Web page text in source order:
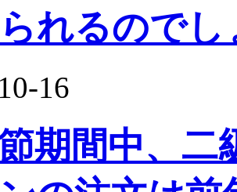
れるのでし
16
期間中、